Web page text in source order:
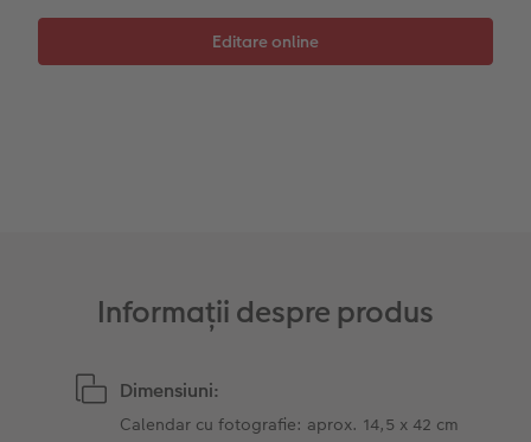
Accesorii
Fotografii retro XXL
Informații despre produs
Dimensiuni:
Calendar cu fotografie: aprox. 14,5 x 42 cm